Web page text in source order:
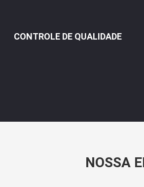
CONTROLE DE QUALIDADE
NOSSA